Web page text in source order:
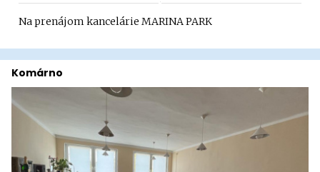
Na prenájom kancelárie MARINA PARK
Komárno